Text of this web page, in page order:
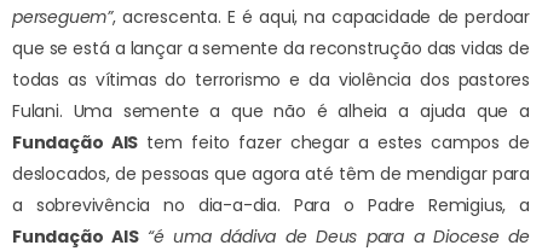
perseguem”, acrescenta. E é aqui, na capacidade de perdoar
que se está a lançar a semente da reconstrução das vidas de
todas as vítimas do terrorismo e da violência dos pastores
Fulani. Uma semente a que não é alheia a ajuda que a
Fundação AIS tem feito fazer chegar a estes campos de
deslocados, de pessoas que agora até têm de mendigar para
a sobrevivência no dia-a-dia. Para o Padre Remigius, a
Fundação AIS “é uma dádiva de Deus para a Diocese de